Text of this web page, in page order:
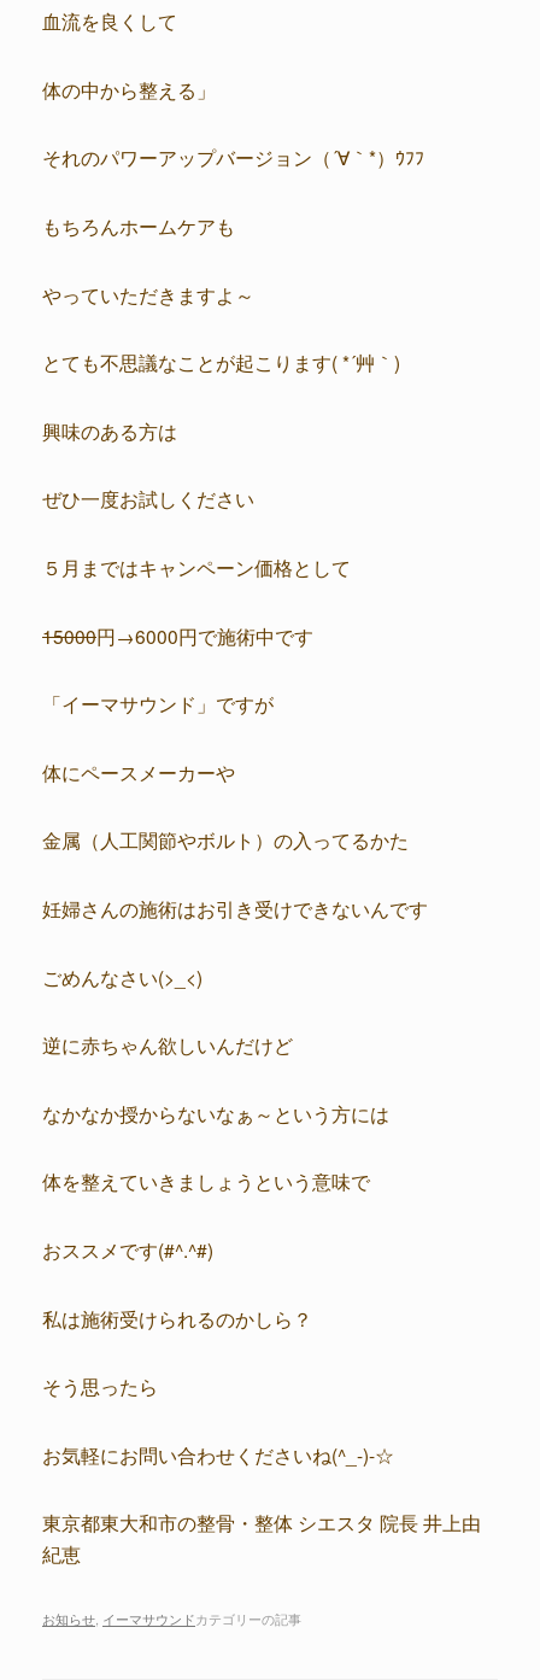
血流を良くして
体の中から整える」
それのパワーアップバージョン（´∀｀*）ｳﾌﾌ
もちろんホームケアも
やっていただきますよ～
とても不思議なことが起こります( *´艸｀)
興味のある方は
ぜひ一度お試しください
５月まではキャンペーン価格として
15000円→6000円で施術中です
「イーマサウンド」ですが
体にペースメーカーや
金属（人工関節やボルト）の入ってるかた
妊婦さんの施術はお引き受けできないんです
ごめんなさい(>_<)
逆に赤ちゃん欲しいんだけど
なかなか授からないなぁ～という方には
体を整えていきましょうという意味で
おススメです(#^.^#)
私は施術受けられるのかしら？
そう思ったら
お気軽にお問い合わせくださいね(^_-)-☆
東京都東大和市の整骨・整体 シエスタ 院長 井上由
紀恵
お知らせ イーマサウンドカテゴリーの記事